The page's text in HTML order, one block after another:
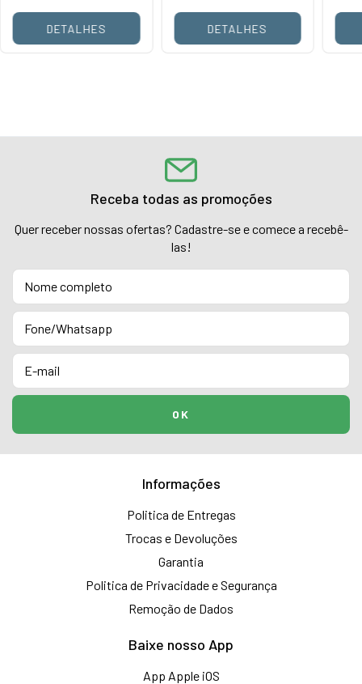
DETALHES DETALHES
Receba todas as promoções
Quer receber nossas ofertas? Cadastre-se e comece a recebê-
las!
Informações
Politica de Entregas
Trocas e Devoluções
Garantia
Politica de Privacidade e Segurança
Remoção de Dados
Baixe nosso App
App Apple iOS